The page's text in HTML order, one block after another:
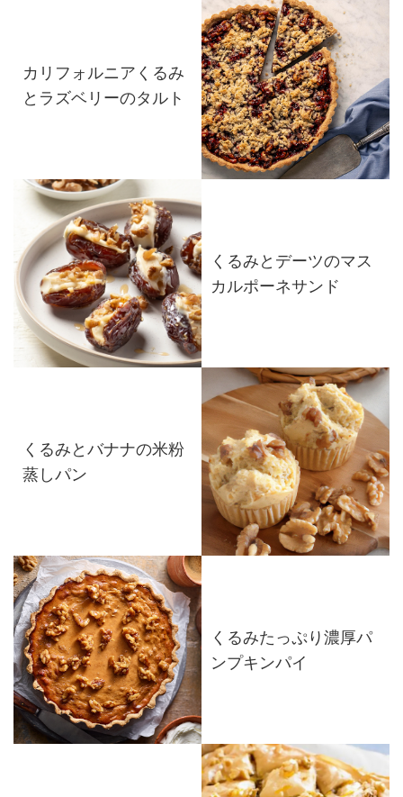
カリフォルニアくるみ
とラズベリーのタルト
くるみとデーツのマス
カルポーネサンド
くるみとバナナの米粉
蒸しパン
くるみたっぷり濃厚パ
ンプキンパイ